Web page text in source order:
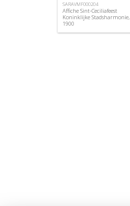
SARAVMF000204
Affiche Sint-Ceciliafeest
Koninklijke Stadsharmonie,
1900